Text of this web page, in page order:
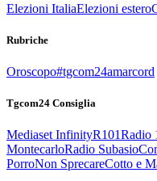
Elezioni ItaliaElezioni estero
Rubriche
Oroscopo#tgcom24amarcord
Tgcom24 Consiglia
Mediaset InfinityR101Radio
MontecarloRadio Subasio
PorroNon SprecareCotto e